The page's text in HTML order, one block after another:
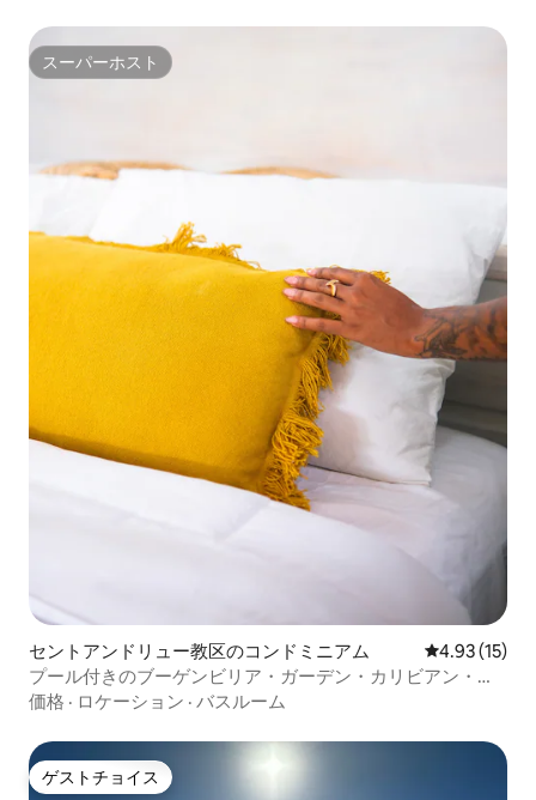
スーパーホスト
スーパーホスト
セントアンドリュー教区のコンドミニアム レビュー15
4.93 (15)
プール付きのブーゲンビリア・ガーデン・カリビアン・ス
イート
価格 · ロケーション · バスルーム
ゲストチョイス
ゲストチョイス